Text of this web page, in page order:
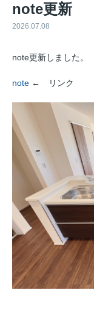
note更新
2026.07.08
note更新しました。
note ← リンク